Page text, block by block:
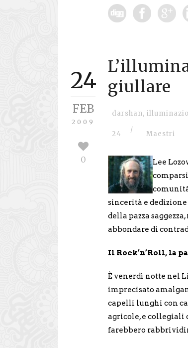
24
FEB
2009
0
giullare
darshan,
24 / Maestri
Lee
sincerità e
della pazza
abbondare di
Il Rock’n’Roll, la
È venerdì notte nel
imprecisato
capelli lunghi con
agricole, e
farebbero